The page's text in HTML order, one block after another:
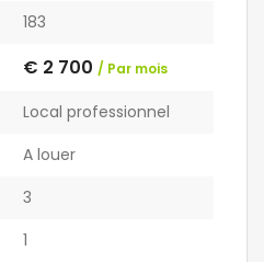
183
€ 2 700 / Par mois
Local professionnel
A louer
3
1